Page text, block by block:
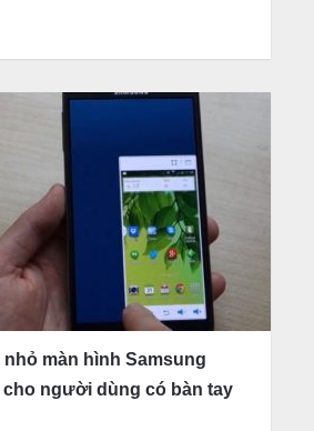
màn hình Samsung
cho người dùng có bàn tay